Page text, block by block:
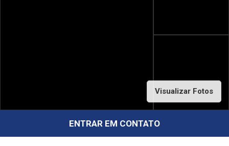
Visualizar Fotos
ENTRAR EM CONTATO